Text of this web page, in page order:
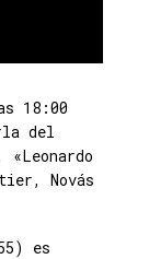
18:00
del
Novás
es